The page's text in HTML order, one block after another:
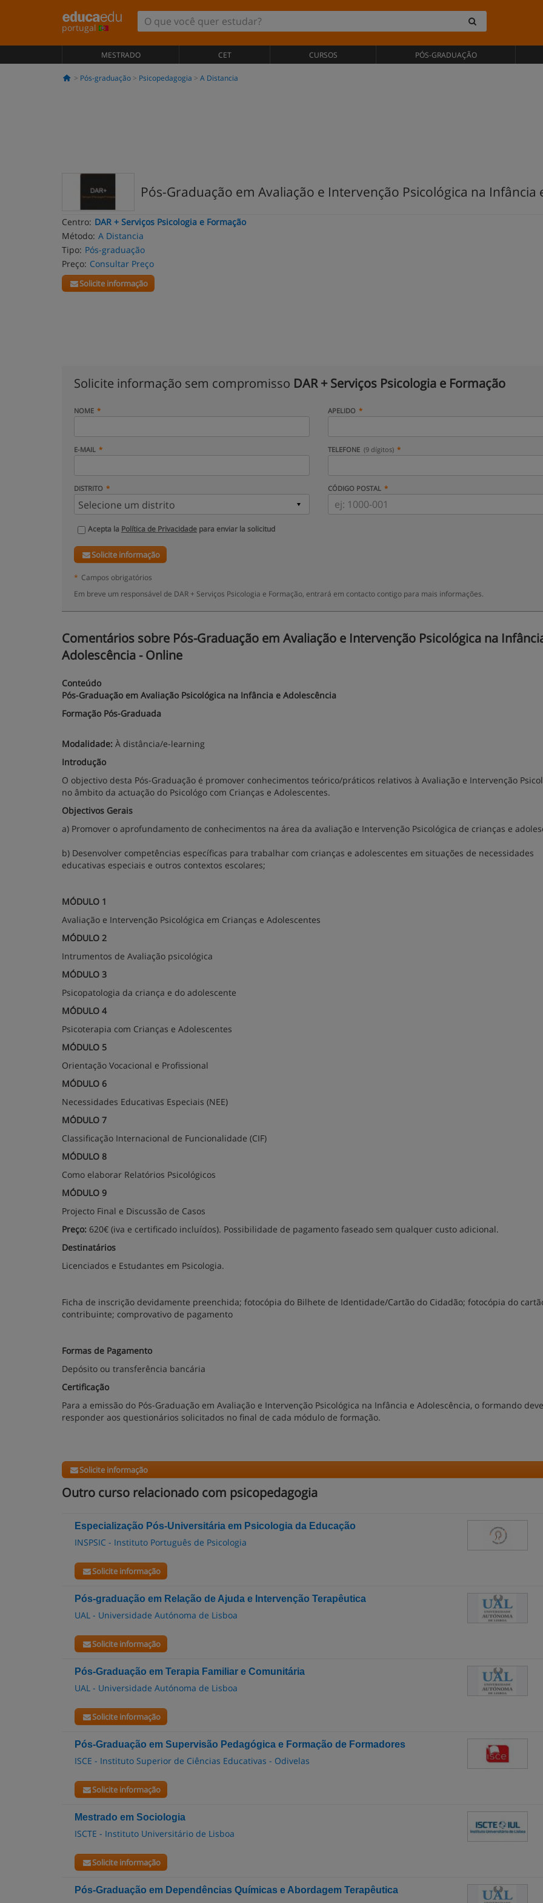
portugal
MESTRADO CET CURSOS PÓS-GRADUAÇÃO
Pós-graduação Psicopedagogia A Distancia
Pós-Graduação em Avaliação e Intervenção Psicológica na Infância
Centro: DAR + Serviços Psicologia e Formação
Método: A Distancia
Tipo: Pós-graduação
Preço: Consultar Preço
Solicite informação
Solicite informação sem compromisso DAR + Serviços Psicologia e Formação
NOME APELIDO
E-MAIL TELEFONE (9 dígitos)
DISTRITO CÓDIGO POSTAL
Acepta la Política de Privacidade para enviar la solicitud
Solicite informação
* Campos obrigatórios
Em breve um responsável de DAR + Serviços Psicologia e Formação, entrará em contacto contigo para mais informações.
Comentários sobre Pós-Graduação em Avaliação e Intervenção Psicológica na
Adolescência - Online
Conteúdo
Pós-Graduação em Avaliação Psicológica na Infância e Adolescência
Formação Pós-Graduada
Modalidade: À distância/e-learning
Introdução
O objectivo desta Pós-Graduação é promover conhecimentos teórico/práticos relativos à Avaliação e Intervenção
no âmbito da actuação do Psicológo com Crianças e Adolescentes.
Objectivos Gerais
a) Promover o aprofundamento de conhecimentos na área da avaliação e Intervenção Psicológica de crianças e
b) Desenvolver competências específicas para trabalhar com crianças e adolescentes em situações de necessidades
educativas especiais e outros contextos escolares;
MÓDULO 1
Avaliação e Intervenção Psicológica em Crianças e Adolescentes
MÓDULO 2
Intrumentos de Avaliação psicológica
MÓDULO 3
Psicopatologia da criança e do adolescente
MÓDULO 4
Psicoterapia com Crianças e Adolescentes
MÓDULO 5
Orientação Vocacional e Profissional
MÓDULO 6
Necessidades Educativas Especiais (NEE)
MÓDULO 7
Classificação Internacional de Funcionalidade (CIF)
MÓDULO 8
Como elaborar Relatórios Psicológicos
MÓDULO 9
Projecto Final e Discussão de Casos
Preço: 620€ (iva e certificado incluídos). Possibilidade de pagamento faseado sem qualquer custo adicional.
Destinatários
Licenciados e Estudantes em Psicologia.
Ficha de inscrição devidamente preenchida; fotocópia do Bilhete de Identidade/Cartão do Cidadão; fotocópia do
contribuinte; comprovativo de pagamento
Formas de Pagamento
Depósito ou transferência bancária
Certificação
Para a emissão do Pós-Graduação em Avaliação e Intervenção Psicológica na Infância e Adolescência, o formando
responder aos questionários solicitados no final de cada módulo de formação.
Solicite informação
Outro curso relacionado com psicopedagogia
Especialização Pós-Universitária em Psicologia da Educação
INSPSIC - Instituto Português de Psicologia
Solicite informação
Pós-graduação em Relação de Ajuda e Intervenção Terapêutica
UAL - Universidade Autónoma de Lisboa
Solicite informação
Pós-Graduação em Terapia Familiar e Comunitária
UAL - Universidade Autónoma de Lisboa
Solicite informação
Pós-Graduação em Supervisão Pedagógica e Formação de Formadores
ISCE - Instituto Superior de Ciências Educativas - Odivelas
Solicite informação
Mestrado em Sociologia
ISCTE - Instituto Universitário de Lisboa
Solicite informação
Pós-Graduação em Dependências Químicas e Abordagem Terapêutica